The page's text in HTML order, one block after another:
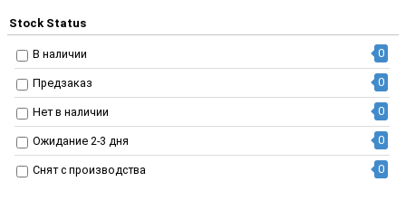
Stock Status
В наличии 0
Предзаказ 0
Нет в наличии 0
Ожидание 2-3 дня 0
Снят с производства 0